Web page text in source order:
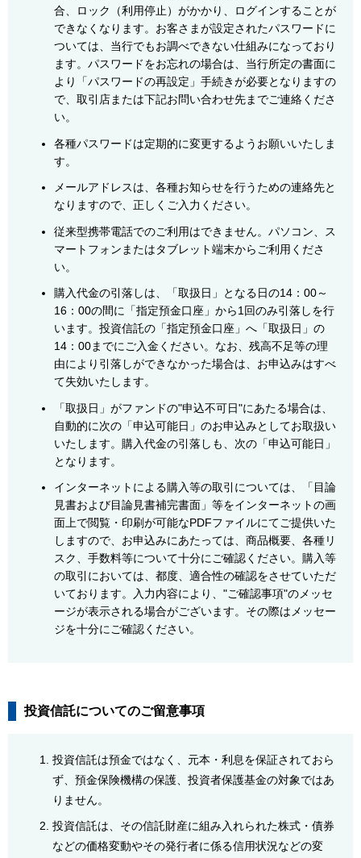
合、ロック（利用停止）がかかり、ログインすることが
できなくなります。お客さまが設定されたパスワードに
ついては、当行でもお調べできない仕組みになっており
ます。パスワードをお忘れの場合は、当行所定の書面に
より「パスワードの再設定」手続きが必要となりますの
で、取引店または下記お問い合わせ先までご連絡くださ
い。
各種パスワードは定期的に変更するようお願いいたしま
す。
メールアドレスは、各種お知らせを行うための連絡先と
なりますので、正しくご入力ください。
従来型携帯電話でのご利用はできません。パソコン、ス
マートフォンまたはタブレット端末からご利用くださ
い。
購入代金の引落しは、「取扱日」となる日の14：00～
16：00の間に「指定預金口座」から1回のみ引落しを行
います。投資信託の「指定預金口座」へ「取扱日」の
14：00までにご入金ください。なお、残高不足等の理
由により引落しができなかった場合は、お申込みはすべ
て失効いたします。
「取扱日」がファンドの"申込不可日"にあたる場合は、
自動的に次の「申込可能日」のお申込みとしてお取扱い
いたします。購入代金の引落しも、次の「申込可能日」
となります。
インターネットによる購入等の取引については、「目論
見書および目論見書補完書面」等をインターネットの画
面上で閲覧・印刷が可能なPDFファイルにてご提供いた
しますので、お申込みにあたっては、商品概要、各種リ
スク、手数料等について十分にご確認ください。購入等
の取引においては、都度、適合性の確認をさせていただ
いております。入力内容により、"ご確認事項"のメッセ
ージが表示される場合がございます。その際はメッセー
ジを十分にご確認ください。
投資信託についてのご留意事項
投資信託は預金ではなく、元本・利息を保証されておら
ず、預金保険機構の保護、投資者保護基金の対象ではあ
りません。
投資信託は、その信託財産に組み入れられた株式・債券
などの価格変動やその発行者に係る信用状況などの変